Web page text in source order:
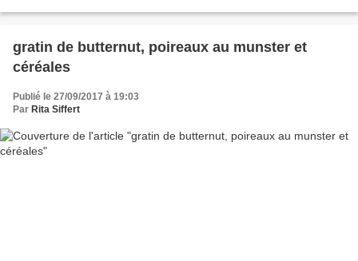
gratin de butternut, poireaux au munster et
céréales
Publié le 27/09/2017 à 19:03
Par Rita Siffert